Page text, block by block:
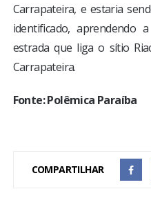
FOTOS
COLUNISTAS
Carrapateira, e estaria
identificado, aprendendo
estrada que liga o sítio
Carrapateira.
Fonte: Polêmica Paraíba
COMPARTILHAR